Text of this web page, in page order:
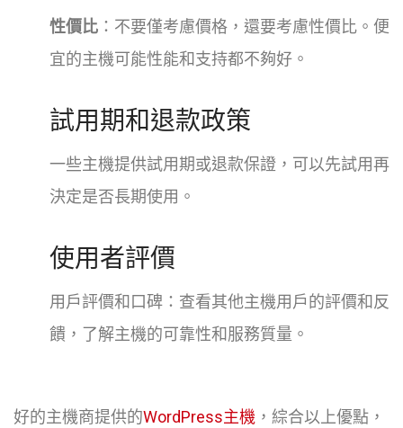
性價比 ：不要僅考慮價格，還要考慮性價比。便
宜的主機可能性能和支持都不夠好。
試用期和退款政策
一些主機提供試用期或退款保證，可以先試用再
決定是否長期使用。
使用者評價
用戶評價和口碑：查看其他主機用戶的評價和反
饋，了解主機的可靠性和服務質量。
好的主機商提供的WordPress主機 ，綜合以上優點，